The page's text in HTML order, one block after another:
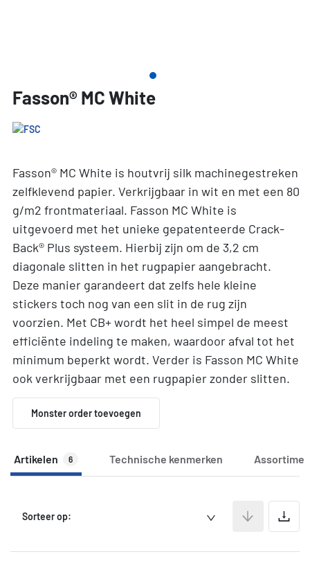
Fasson® MC White
Fasson® MC White is houtvrij silk machinegestreken
zelfklevend papier. Verkrijgbaar in wit en met een 80
g/m2 frontmateriaal. Fasson MC White is
uitgevoerd met het unieke gepatenteerde Crack-
Back® Plus systeem. Hierbij zijn om de 3,2 cm
diagonale slitten in het rugpapier aangebracht.
Deze manier garandeert dat zelfs hele kleine
stickers toch nog van een slit in de rug zijn
voorzien. Met CB+ wordt het heel simpel de meest
efficiënte indeling te maken, waardoor afval tot het
minimum beperkt wordt. Verder is Fasson MC White
ook verkrijgbaar met een rugpapier zonder slitten.
Monster order toevoegen
Artikelen 6 Technische kenmerken
Sorteer op: